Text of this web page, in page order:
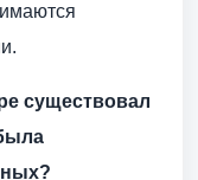
существовал